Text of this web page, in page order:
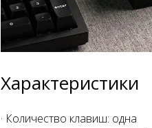
Характеристики
· Количество клавиш: одна